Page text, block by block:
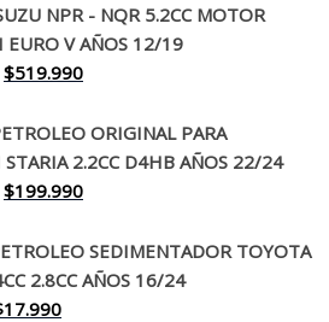
original
era:
$130.000.
actual
es:
$94.990.
NPR - NQR 5.2CC MOTOR
EURO V AÑOS 12/19
El
original
era:
$650.000.
$519.990El
actual
es:
$519.990.
ORIGINAL PARA
2.2CC D4HB AÑOS 22/24
El
original
era:
$260.000.
$199.990El
actual
es:
SEDIMENTADOR TOYOTA
2.8CC AÑOS 16/24
17.990El